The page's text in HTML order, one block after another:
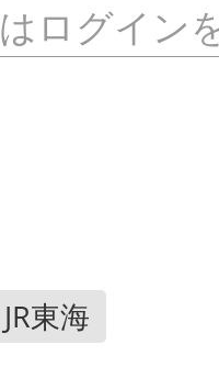
ログイン
JR東海